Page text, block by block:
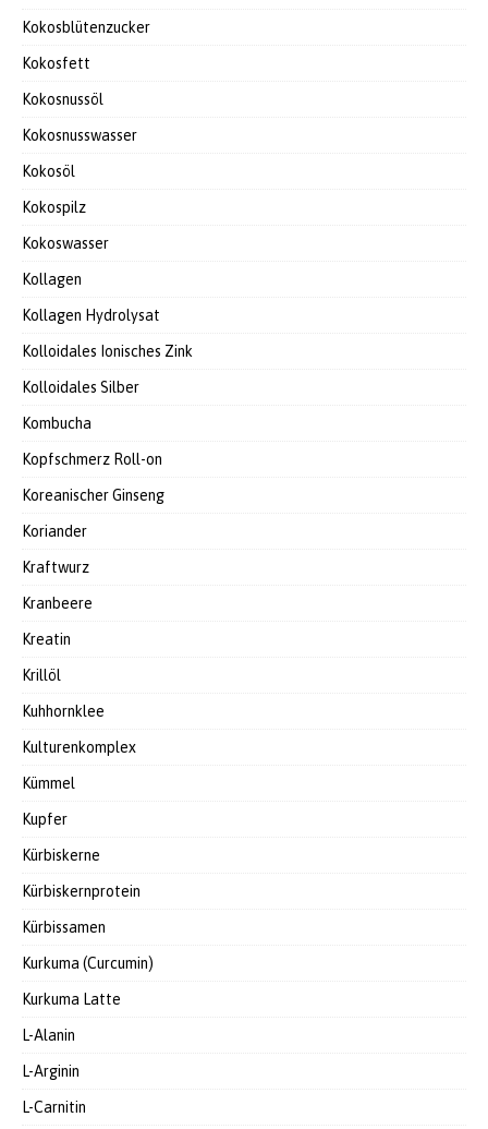
Kokosblütenzucker
Kokosfett
Kokosnussöl
Kokosnusswasser
Kokosöl
Kokospilz
Kokoswasser
Kollagen
Kollagen Hydrolysat
Kolloidales Ionisches Zink
Kolloidales Silber
Kombucha
Kopfschmerz Roll-on
Koreanischer Ginseng
Koriander
Kraftwurz
Kranbeere
Kreatin
Krillöl
Kuhhornklee
Kulturenkomplex
Kümmel
Kupfer
Kürbiskerne
Kürbiskernprotein
Kürbissamen
Kurkuma (Curcumin)
Kurkuma Latte
L-Alanin
L-Arginin
L-Carnitin